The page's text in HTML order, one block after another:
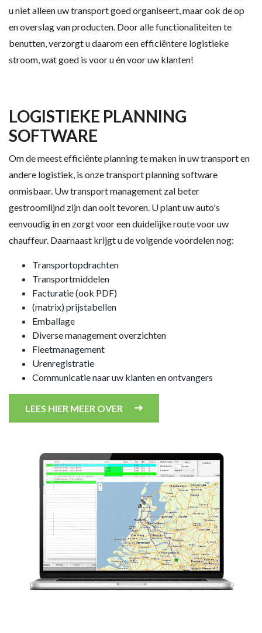
u niet alleen uw transport goed organiseert, maar ook de op
en overslag van producten. Door alle functionaliteiten te
benutten, verzorgt u daarom een efficiëntere logistieke
stroom, wat goed is voor u én voor uw klanten!
LOGISTIEKE PLANNING
SOFTWARE
Om de meest efficiënte planning te maken in uw transport en
andere logistiek, is onze transport planning software
onmisbaar. Uw transport management zal beter
gestroomlijnd zijn dan ooit tevoren. U plant uw auto's
eenvoudig in en zorgt voor een duidelijke route voor uw
chauffeur. Daarnaast krijgt u de volgende voordelen nog:
Transportopdrachten
Transportmiddelen
Facturatie (ook PDF)
(matrix) prijstabellen
Emballage
Diverse management overzichten
Fleetmanagement
Urenregistratie
Communicatie naar uw klanten en ontvangers
LEES HIER MEER OVER